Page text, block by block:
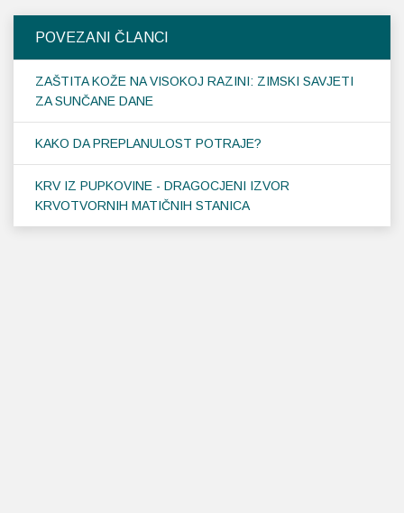
POVEZANI ČLANCI
ZAŠTITA KOŽE NA VISOKOJ RAZINI: ZIMSKI SAVJETI
ZA SUNČANE DANE
KAKO DA PREPLANULOST POTRAJE?
KRV IZ PUPKOVINE - DRAGOCJENI IZVOR
KRVOTVORNIH MATIČNIH STANICA